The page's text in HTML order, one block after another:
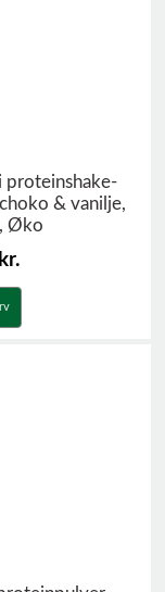
& vanilje,
Øko
kr.